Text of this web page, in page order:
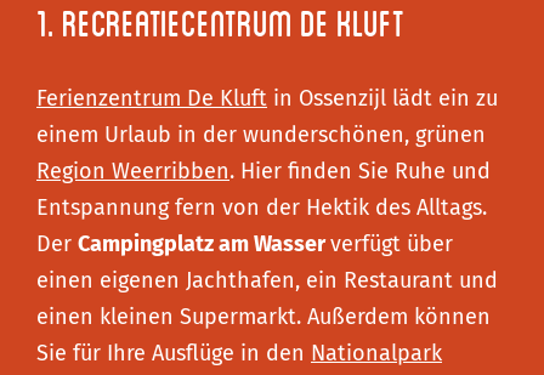
1. Recreatiecentrum De Kluft
Ferienzentrum De Kluft in Ossenzijl lädt ein zu
einem Urlaub in der wunderschönen, grünen
Region Weerribben. Hier finden Sie Ruhe und
Entspannung fern von der Hektik des Alltags.
Der Campingplatz am Wasserverfügt über
einen eigenen Jachthafen, ein Restaurant und
einen kleinen Supermarkt. Außerdem können
Sie für Ihre Ausflüge in den Nationalpark